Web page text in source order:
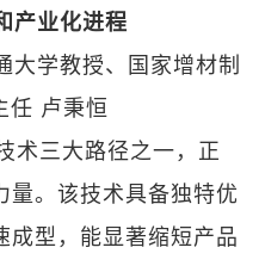
产业化进程
大学教授、国家增材制
任 卢秉恒
术三大路径之一，正
量。该技术具备独特优
成型，能显著缩短产品